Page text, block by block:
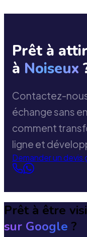
Prêt à
à Noiseux
Contactez-
échange sans
comment
ligne et
Demander un devis
Prêt à être
sur Google ?